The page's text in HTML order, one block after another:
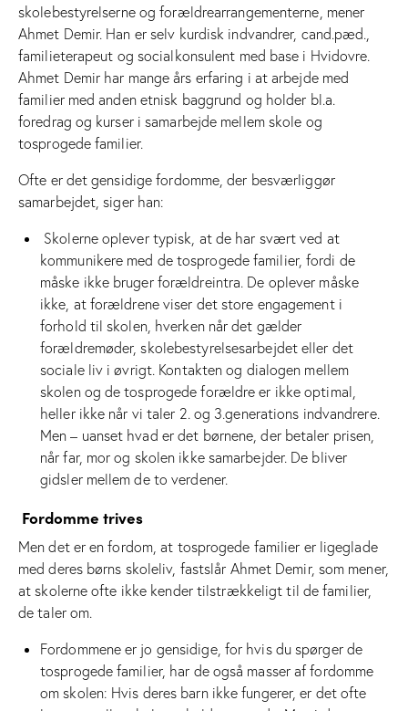
skolebestyrelserne og forældrearrangementerne, mener
Ahmet Demir. Han er selv kurdisk indvandrer, cand.pæd.,
familieterapeut og socialkonsulent med base i Hvidovre.
Ahmet Demir har mange års erfaring i at arbejde med
familier med anden etnisk baggrund og holder bl.a.
foredrag og kurser i samarbejde mellem skole og
tosprogede familier.
Ofte er det gensidige fordomme, der besværliggør
samarbejdet, siger han:
Skolerne oplever typisk, at de har svært ved at
kommunikere med de tosprogede familier, fordi de
måske ikke bruger forældreintra. De oplever måske
ikke, at forældrene viser det store engagement i
forhold til skolen, hverken når det gælder
forældremøder, skolebestyrelsesarbejdet eller det
sociale liv i øvrigt. Kontakten og dialogen mellem
skolen og de tosprogede forældre er ikke optimal,
heller ikke når vi taler 2. og 3.generations indvandrere.
Men – uanset hvad er det børnene, der betaler prisen,
når far, mor og skolen ikke samarbejder. De bliver
gidsler mellem de to verdener.
Fordomme trives
Men det er en fordom, at tosprogede familier er ligeglade
med deres børns skoleliv, fastslår Ahmet Demir, som mener,
at skolerne ofte ikke kender tilstrækkeligt til de familier,
de taler om.
Fordommene er jo gensidige, for hvis du spørger de
tosprogede familier, har de også masser af fordomme
om skolen: Hvis deres barn ikke fungerer, er det ofte